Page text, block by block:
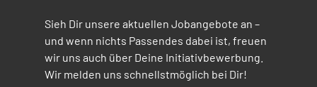
Sieh Dir unsere aktuellen Jobangebote an –
und wenn nichts Passendes dabei ist, freuen
wir uns auch über Deine Initiativbewerbung.
Wir melden uns schnellstmöglich bei Dir!